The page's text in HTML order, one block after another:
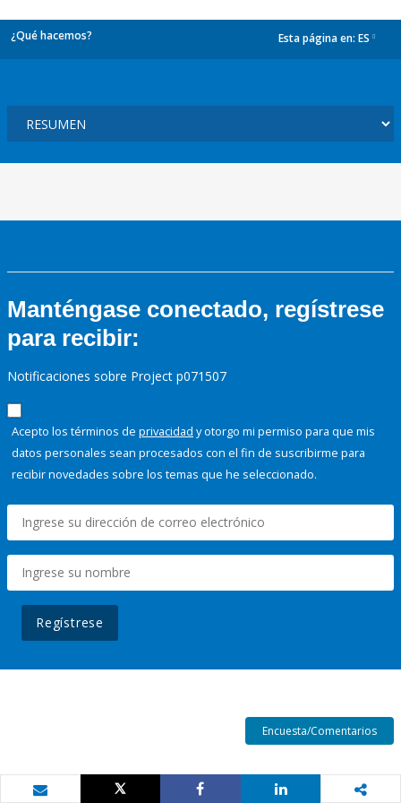
¿Qué hacemos? Esta página en: ES
Manténgase conectado, regístrese
para recibir:
Notificaciones sobre Project p071507
Acepto los términos de privacidad y otorgo mi permiso para que mis
datos personales sean procesados con el fin de suscribirme para
recibir novedades sobre los temas que he seleccionado.
Regístrese
Encuesta/Comentarios